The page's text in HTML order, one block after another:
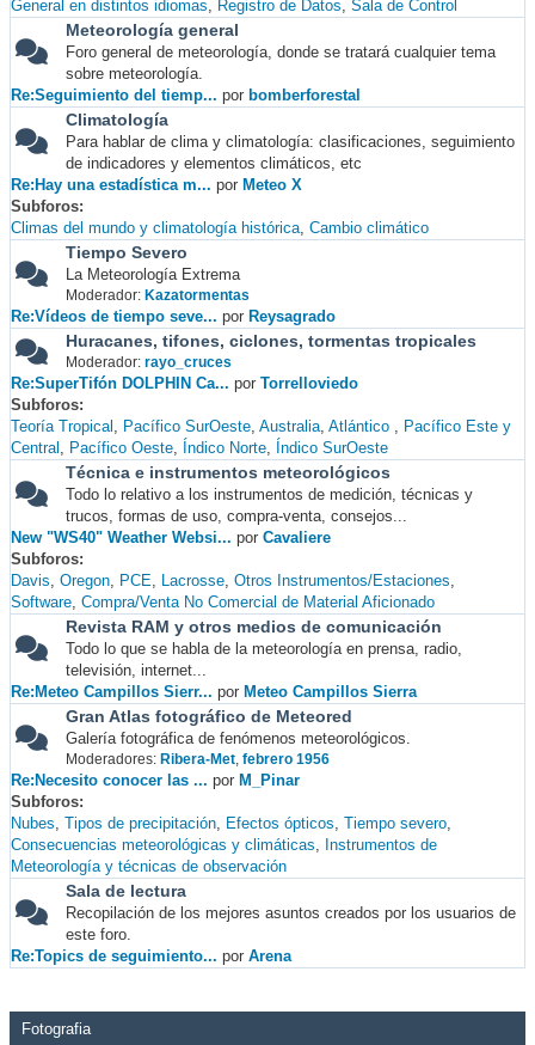
General en distintos idiomas
Registro de Datos Sala de Control
Meteorología general
Foro general de meteorología, donde se tratará cualquier tema
sobre meteorología.
Re:Seguimiento del tiemp... por bomberforestal
Climatología
Para hablar de clima y climatología: clasificaciones, seguimiento
de indicadores y elementos climáticos, etc
Re:Hay una estadística m... por Meteo X
Subforos
Climas del mundo y climatología histórica Cambio climático
Tiempo Severo
La Meteorología Extrema
Moderador: Kazatormentas
Re:Vídeos de tiempo seve... por Reysagrado
Huracanes, tifones, ciclones, tormentas tropicales
Moderador: rayo_cruces
Re:SuperTifón DOLPHIN Ca... por Torrelloviedo
Subforos
Teoría Tropical
Pacífico SurOeste Australia Atlántico
Pacífico Este y
Central
Pacífico Oeste Índico Norte Índico SurOeste
Técnica e instrumentos meteorológicos
Todo lo relativo a los instrumentos de medición, técnicas y
trucos, formas de uso, compra-venta, consejos...
New "WS40" Weather Websi... por Cavaliere
Subforos
Davis Oregon PCE Lacrosse Otros Instrumentos/Estaciones
Software Compra/Venta No Comercial de Material Aficionado
Revista RAM y otros medios de comunicación
Todo lo que se habla de la meteorología en prensa, radio,
televisión, internet...
Re:Meteo Campillos Sierr... por Meteo Campillos Sierra
Gran Atlas fotográfico de Meteored
Galería fotográfica de fenómenos meteorológicos.
Moderadores: Ribera-Met, febrero 1956
Re:Necesito conocer las ... por M_Pinar
Subforos
Nubes Tipos de precipitación Efectos ópticos Tiempo severo
Consecuencias meteorológicas y climáticas
Instrumentos de
Meteorología y técnicas de observación
Sala de lectura
Recopilación de los mejores asuntos creados por los usuarios de
este foro.
Re:Topics de seguimiento... por Arena
Fotografia